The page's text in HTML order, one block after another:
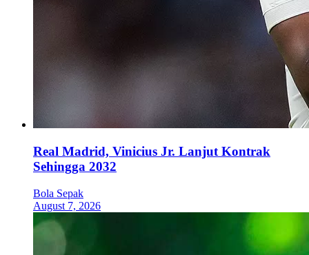
Real Madrid, Vinicius Jr. Lanjut Kontrak
Sehingga 2032
Bola Sepak
August 7, 2026